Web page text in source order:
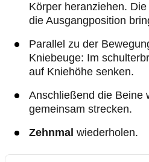
Körper heranziehen.
die Ausgangposition
Parallel zu der
Kniebeuge: Im
auf Kniehöhe senken.
Anschließend die Beine
gemeinsam strecken.
Zehnmal wiederholen.